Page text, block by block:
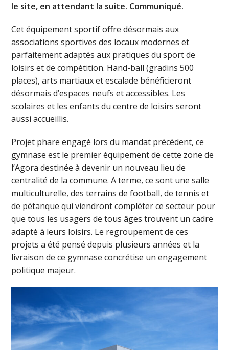
le site, en attendant la suite. Communiqué.
Cet équipement sportif offre désormais aux
associations sportives des locaux modernes et
parfaitement adaptés aux pratiques du sport de
loisirs et de compétition. Hand-ball (gradins 500
places), arts martiaux et escalade bénéficieront
désormais d’espaces neufs et accessibles. Les
scolaires et les enfants du centre de loisirs seront
aussi accueillis.
Projet phare engagé lors du mandat précédent, ce
gymnase est le premier équipement de cette zone de
l’Agora destinée à devenir un nouveau lieu de
centralité de la commune. A terme, ce sont une salle
multiculturelle, des terrains de football, de tennis et
de pétanque qui viendront compléter ce secteur pour
que tous les usagers de tous âges trouvent un cadre
adapté à leurs loisirs. Le regroupement de ces
projets a été pensé depuis plusieurs années et la
livraison de ce gymnase concrétise un engagement
politique majeur.